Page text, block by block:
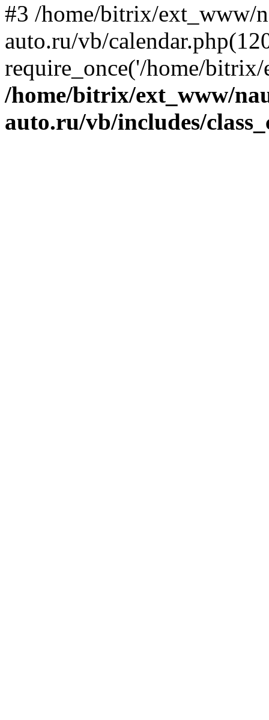
#3 /home/bitrix/ext_www/
auto.ru/vb/
require_once('/home/
/home/bitrix/ext_www/
auto.ru/vb/includes/